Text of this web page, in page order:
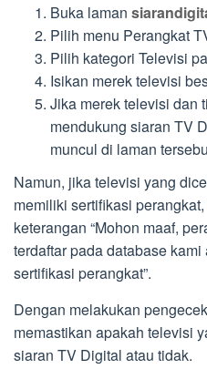
Buka laman
Pilih menu Perangkat
Pilih kategori Televisi
Isikan merek televisi
Jika merek televisi dan
mendukung siaran TV
muncul di laman
Namun, jika televisi yang
memiliki sertifikasi
keterangan “Mohon maaf,
terdaftar pada database
sertifikasi perangkat”.
Dengan melakukan
memastikan apakah televisi
siaran TV Digital atau tidak.